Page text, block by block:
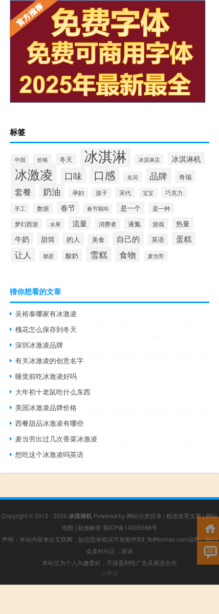
标签
中国 价格 冬天 冰淇淋 冰淇淋店 冰淇淋机
冰激凌 口味 口感 名词 品牌 奇瑞
套餐 奶油 孕妇 孩子 宋代 宝宝 巧克力
手工 数据 春节 春节期间 是一个 是一种
梦幻西游 水果 流量 消费者 液氮 游戏 热量
牛奶 甜筒 的人 美食 自己的 英语 蛋糕
让人 都是 酸奶 雪糕 食物 麦当劳
猜你想看的文章
吴裕泰哪家有冰激凌
槐花怎么保存到冬天
深圳冰激凌品牌
有关冰激凌的创意名字
睡觉前吃冰激凌好吗
大年初十老鼠吃什么东西
美国冰激凌品牌价格
西餐甜品冰激凌有哪些
麦当劳出过几次香菜冰激凌
想吃这个冰激凌吗英语
Copyright © 2012 - 2026 冰淇淋机 Powered by 网站分类目录 | 精选推荐文章|网站
地图 | 疑难解答 蜀ICP备14006568号
声明：本站内容来自互联网，如信息有错误可发邮件到f_fb#foxmail.com说明，我们
会及时纠正，谢谢
本站仅为个人兴趣爱好，不接盈利性广告及商业合作
小男孩